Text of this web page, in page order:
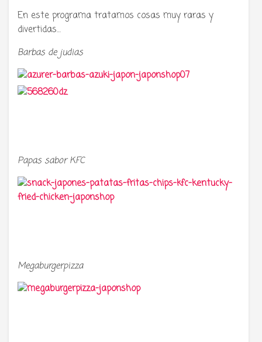
En este programa tratamos cosas muy raras y
divertidas…
Barbas de judias
Papas sabor KFC
Megaburgerpizza